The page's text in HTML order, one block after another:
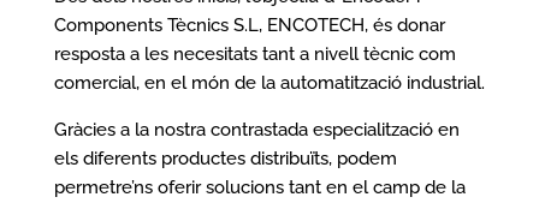
Components Tècnics S.L, ENCOTECH, és donar
resposta a les necesitats tant a nivell tècnic com
comercial, en el món de la automatització industrial.
Gràcies a la nostra contrastada especialització en
els diferents productes distribuïts, podem
permetre’ns oferir solucions tant en el camp de la